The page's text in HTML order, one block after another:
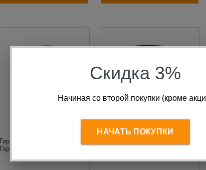
Гиря дизайнерская
Горилла 24 кг
Скидка 3%
Начиная со второй покупки (кроме
НАЧАТЬ ПОКУПКИ